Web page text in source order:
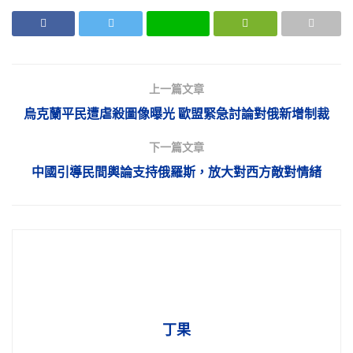
上一篇文章
烏克蘭平民遭虐殺圖像曝光 歐盟緊急討論對俄新增制裁
下一篇文章
中國引導民間輿論支持俄羅斯，放大對西方敵對情緒
丁果